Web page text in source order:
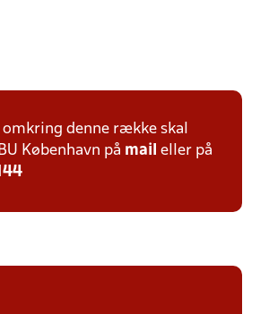
denne række skal
København på mail eller på